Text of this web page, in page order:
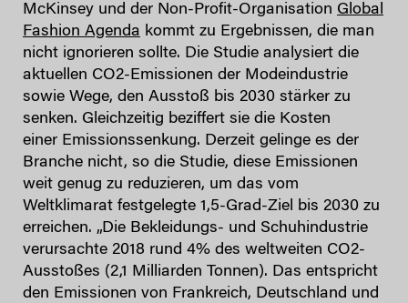
McKinsey und der Non-Profit-Organisation Global
Fashion Agenda kommt zu Ergebnissen, die man
nicht ignorieren sollte. Die Studie analysiert die
aktuellen CO2-Emissionen der Modeindustrie
sowie Wege, den Ausstoß bis 2030 stärker zu
senken. Gleichzeitig beziffert sie die Kosten
einer Emissionssenkung. Derzeit gelinge es der
Branche nicht, so die Studie, diese Emissionen
weit genug zu reduzieren, um das vom
Weltklimarat festgelegte 1,5-Grad-Ziel bis 2030 zu
erreichen. „Die Bekleidungs- und Schuhindustrie
verursachte 2018 rund 4% des weltweiten CO2-
Ausstoßes (2,1 Milliarden Tonnen). Das entspricht
den Emissionen von Frankreich, Deutschland und